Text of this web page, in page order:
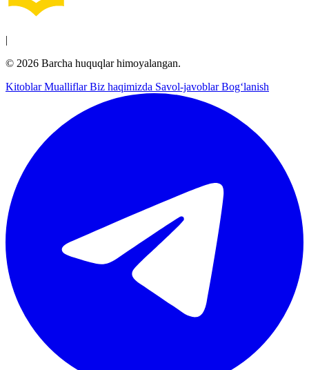
|
© 2026 Barcha huquqlar himoyalangan.
KitoblarMualliflarBiz haqimizda Savol-javoblarBog‘lanish